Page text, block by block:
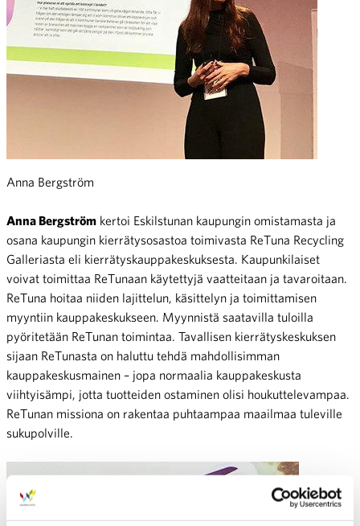
Anna Bergström
Anna Bergström kertoi Eskilstunan kaupungin omistamasta ja
osana kaupungin kierrätysosastoa toimivasta ReTuna Recycling
Galleriasta eli kierrätyskauppakeskuksesta. Kaupunkilaiset
voivat toimittaa ReTunaan käytettyjä vaatteitaan ja tavaroitaan.
ReTuna hoitaa niiden lajittelun, käsittelyn ja toimittamisen
myyntiin kauppakeskukseen. Myynnistä saatavilla tuloilla
pyöritetään ReTunan toimintaa. Tavallisen kierrätyskeskuksen
sijaan ReTunasta on haluttu tehdä mahdollisimman
kauppakeskusmainen – jopa normaalia kauppakeskusta
viihtyisämpi, jotta tuotteiden ostaminen olisi houkuttelevampaa.
ReTunan missiona on rakentaa puhtaampaa maailmaa tuleville
sukupolville.